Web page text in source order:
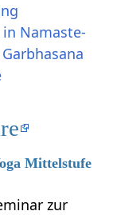
Namaste-
Mittelstufe
zur